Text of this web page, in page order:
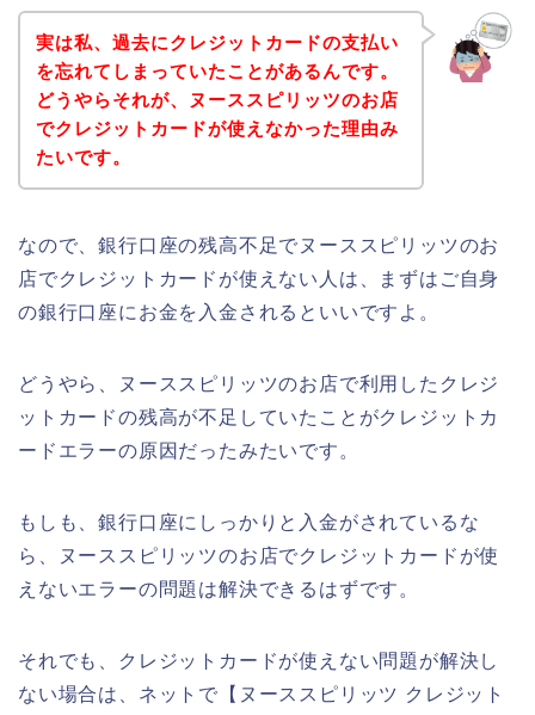
実は私、過去にクレジットカードの支払い
を忘れてしまっていたことがあるんです。
どうやらそれが、ヌーススピリッツのお店
でクレジットカードが使えなかった理由み
たいです。
なので、銀行口座の残高不足でヌーススピリッツのお
店でクレジットカードが使えない人は、まずはご自身
の銀行口座にお金を入金されるといいですよ。
どうやら、ヌーススピリッツのお店で利用したクレジ
ットカードの残高が不足していたことがクレジットカ
ードエラーの原因だったみたいです。
もしも、銀行口座にしっかりと入金がされているな
ら、ヌーススピリッツのお店でクレジットカードが使
えないエラーの問題は解決できるはずです。
それでも、クレジットカードが使えない問題が解決し
ない場合は、ネットで【ヌーススピリッツ クレジット